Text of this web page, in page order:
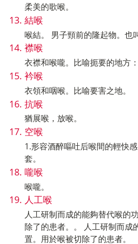
柔美的歌喉。
結喉
喉結。 男子頸前的隆起物。也
襟喉
衣襟和喉嚨。比喻扼要的地方
衿喉
衣領和咽喉。比喻要害之地。
抗喉
猶展喉，放喉。
空喉
1.形容酒醉嘔吐后喉間的輕快
套。
嚨喉
喉嚨。
人工喉
人工研制而成的能夠替代喉的
除了的患者。。 人工研制而成
置。用於喉被切除了的患者。